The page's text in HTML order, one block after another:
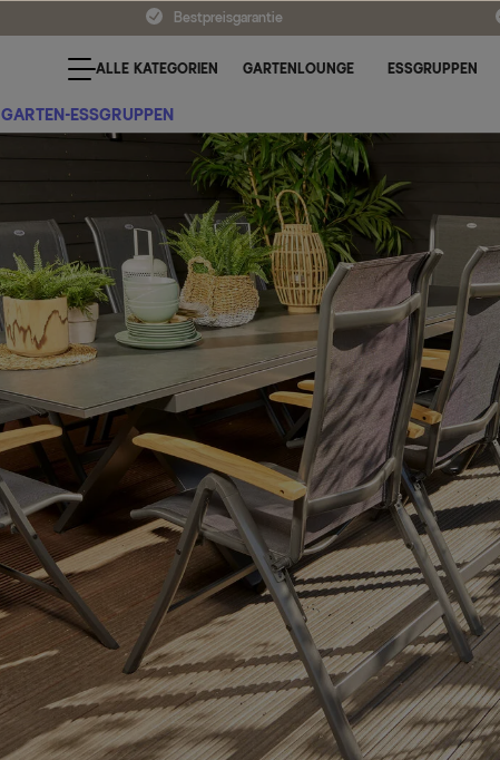
Bestpreisgarantie
ALLE KATEGORIEN GARTENLOUNGE ESSGRUPPEN
GARTEN-ESSGRUPPEN